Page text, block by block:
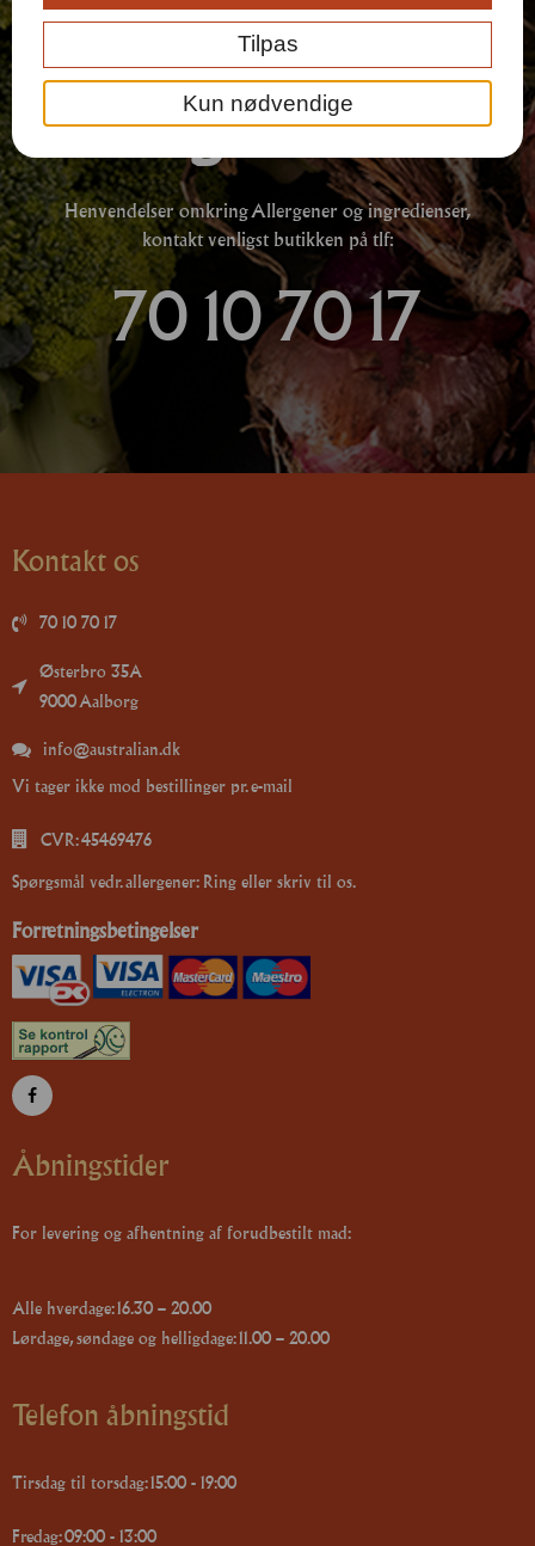
Allergener
& Ingredienser
Henvendelser omkring Allergener og ingredienser,
kontakt venligst butikken på tlf:
70 10 70 17
Kontakt os
70 10 70 17
Østerbro 35A
9000 Aalborg
info@australian.dk
Vi tager ikke mod bestillinger pr. e-mail
CVR: 45469476
Spørgsmål vedr. allergener: Ring eller skriv til os.
Forretningsbetingelser
Åbningstider
For levering og afhentning af forudbestilt mad:
Alle hverdage: 16.30 – 20.00
Lørdage, søndage og helligdage: 11.00 – 20.00
Telefon åbningstid
Tirsdag til torsdag: 15:00 - 19:00
Fredag: 09:00 - 13:00
Kun nødvendige
Tilpas